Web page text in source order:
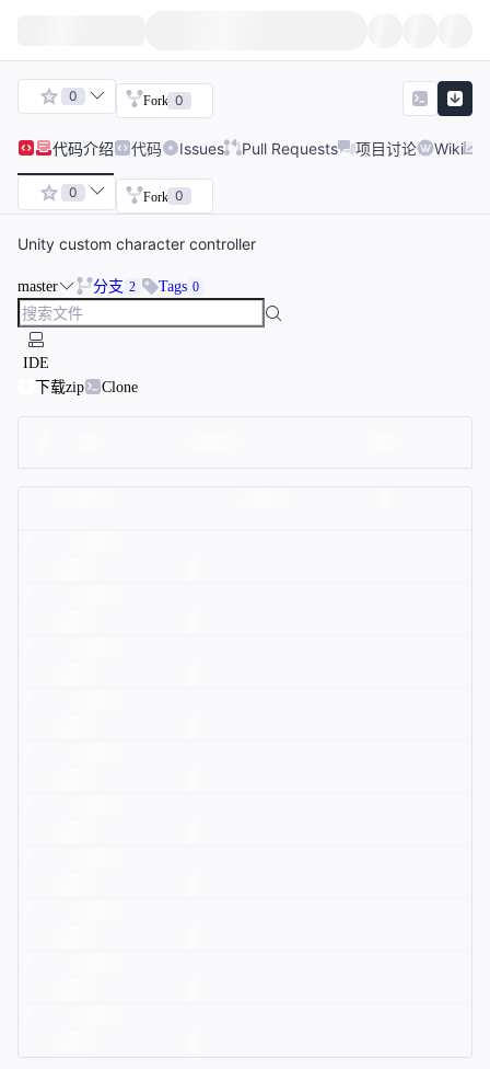
0 Fork 0
代码介绍 代码 Issues Pull Requests 项目讨论 Wiki
0 Fork 0
Unity custom character controller
master 分支 2 Tags 0
IDE
下载zip
Clone